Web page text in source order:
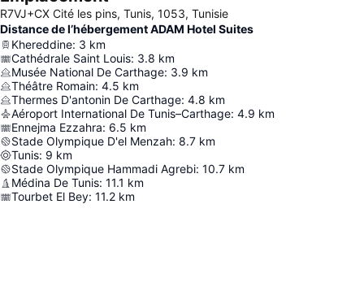
R7VJ+CX Cité les pins, Tunis, 1053, Tunisie
Distance de l’hébergement ADAM Hotel Suites
Khereddine: 3 km
Cathédrale Saint Louis: 3.8 km
Musée National De Carthage: 3.9 km
Théâtre Romain: 4.5 km
Thermes D'antonin De Carthage: 4.8 km
Aéroport International De Tunis–Carthage: 4.9 km
Ennejma Ezzahra: 6.5 km
Stade Olympique D'el Menzah: 8.7 km
Tunis: 9 km
Stade Olympique Hammadi Agrebi: 10.7 km
Médina De Tunis: 11.1 km
Tourbet El Bey: 11.2 km